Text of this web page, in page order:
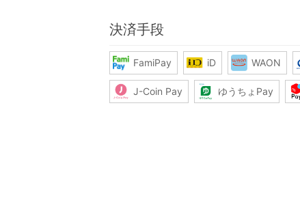
決済手段
FamiPay iD WAON
J-Coin Pay ゆうちょPay